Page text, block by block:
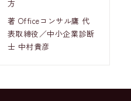
方
著 Officeコンサル鷹 代
表取締役／中小企業診断
士 中村貴彦